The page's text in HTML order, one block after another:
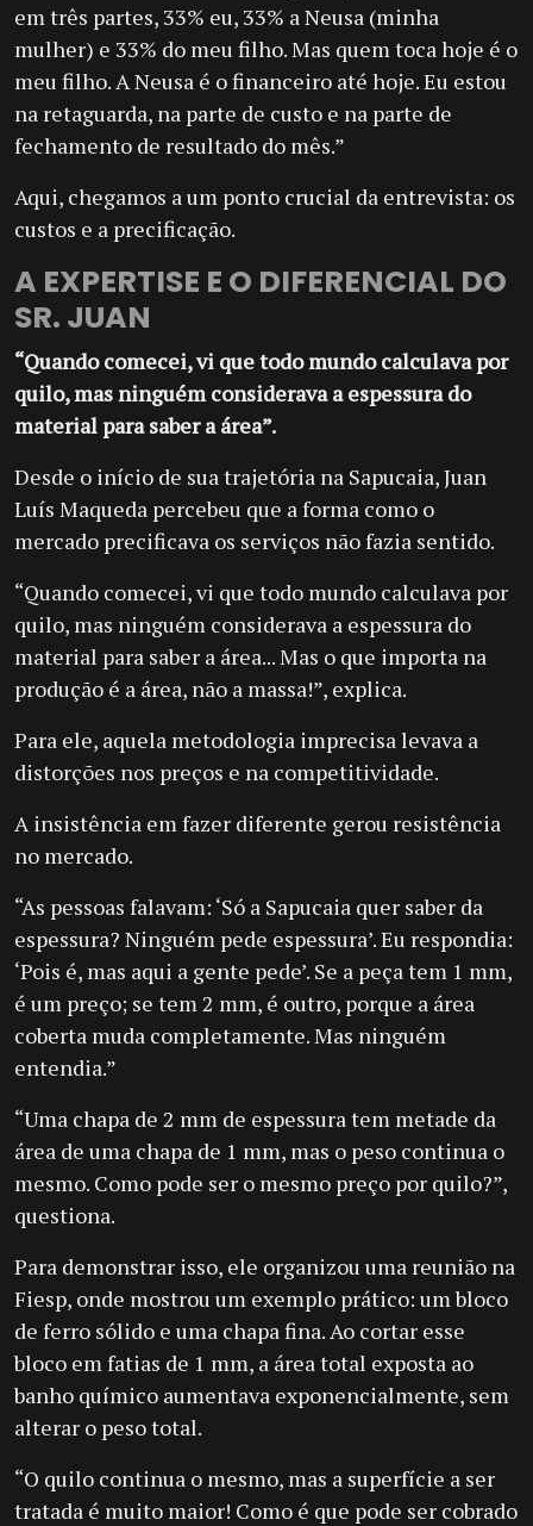
em três partes, 33% eu, 33% a Neusa (minha
mulher) e 33% do meu filho. Mas quem toca hoje é o
meu filho. A Neusa é o financeiro até hoje. Eu estou
na retaguarda, na parte de custo e na parte de
fechamento de resultado do mês.”
Aqui, chegamos a um ponto crucial da entrevista: os
custos e a precificação.
A EXPERTISE E O DIFERENCIAL DO
SR. JUAN
“Quando comecei, vi que todo mundo calculava por
quilo, mas ninguém considerava a espessura do
material para saber a área”.
Desde o início de sua trajetória na Sapucaia, Juan
Luís Maqueda percebeu que a forma como o
mercado precificava os serviços não fazia sentido.
“Quando comecei, vi que todo mundo calculava por
quilo, mas ninguém considerava a espessura do
material para saber a área... Mas o que importa na
produção é a área, não a massa!”, explica.
Para ele, aquela metodologia imprecisa levava a
distorções nos preços e na competitividade.
A insistência em fazer diferente gerou resistência
no mercado.
“As pessoas falavam: ‘Só a Sapucaia quer saber da
espessura? Ninguém pede espessura’. Eu respondia:
‘Pois é, mas aqui a gente pede’. Se a peça tem 1 mm,
é um preço; se tem 2 mm, é outro, porque a área
coberta muda completamente. Mas ninguém
entendia.”
“Uma chapa de 2 mm de espessura tem metade da
área de uma chapa de 1 mm, mas o peso continua o
mesmo. Como pode ser o mesmo preço por quilo?”,
questiona.
Para demonstrar isso, ele organizou uma reunião na
Fiesp, onde mostrou um exemplo prático: um bloco
de ferro sólido e uma chapa fina. Ao cortar esse
bloco em fatias de 1 mm, a área total exposta ao
banho químico aumentava exponencialmente, sem
alterar o peso total.
“O quilo continua o mesmo, mas a superfície a ser
tratada é muito maior! Como é que pode ser cobrado